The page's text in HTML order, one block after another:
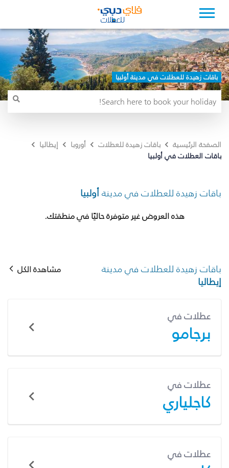
باقات زهيدة للعطلات في مدينة أولبيا
الصفحة الرئيسية باقات زهيدة للعطلات أوروبا
إيطاليا
باقات العطلات في أولبيا
باقات زهيدة للعطلات في مدينةأولبيا
هذه العروض غير متوفرة حاليًا في منطقتك.
باقات زهيدة للعطلات في مدينة
إيطاليا
مشاهدة الكل
عطلات في
برجامو
عطلات في
كاجلياري
عطلات في